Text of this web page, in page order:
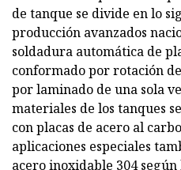
de tanque se divide en lo
producción avanzados
soldadura automática de
conformado por rotación
por laminado de una sola
materiales de los tanques
con placas de acero al
aplicaciones especiales
acero inoxidable 304 según